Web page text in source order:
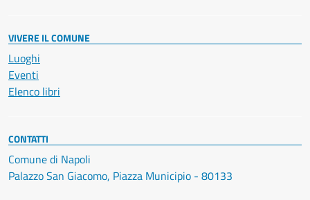
VIVERE IL COMUNE
Luoghi
Eventi
Elenco libri
CONTATTI
Comune di Napoli
Palazzo San Giacomo, Piazza Municipio - 80133